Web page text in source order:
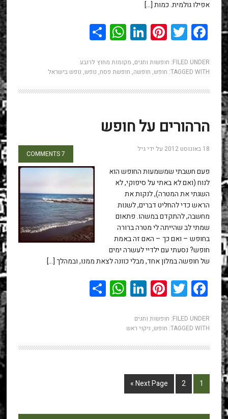
אפילו גולמית. כמות […]
Facebook
Twitter
Pinterest
LinkedIn
WhatsApp
Share
FILED UNDER: חופשות וחגים, מקומות מחוץ לרובע
TAGGED WITH: חופש, חופשה, חופשת פסח, נופש, נופש בישראל
הרהורים על חופש
18 באוגוסט 2012 על ידיגיל
7 COMMENTS
פעם חשבתי שמשמעות החופש הוא
לנוח (ואם לא באתי על סיפוקי, לא
השגתי את המטרה), לנקות את
הראש כדי להחליט דברים, לשנות
מחשבה, להתקדם במשהו. פתאום
שמתי לב שהייתה לי מטרה ברורה
בחופש – ואם כך – האם זה באמת
חופש? נסעתי עם ילדיי לעשרה ימים
של חופשה במלון אחד, מבלי כוונה לצאת ממנו, ובמהלך […]
Facebook
Twitter
Pinterest
LinkedIn
WhatsApp
Share
FILED UNDER: חופשות וחגים
TAGGED WITH: חופש, ניקוי ראש
1
2
Next Page »